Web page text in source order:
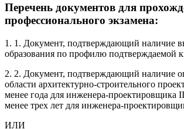
Перечень документов для
профессионального экзамена:
1. 1. Документ, подтверждающий наличие
образования по профилю подтверждаемой
2. 2. Документ, подтверждающий наличие
области архитектурно-строительного
менее года для инженера-проектировщика
менее трех лет для инженера-
ИЛИ